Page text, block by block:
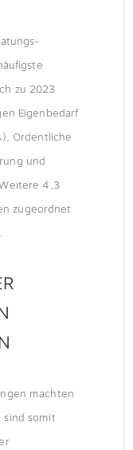
zu 2023
Eigenbedarf
Ordentliche
und
4,3
zugeordnet
machten
sind somit